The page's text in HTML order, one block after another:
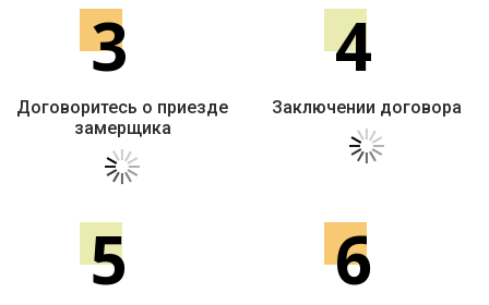
3
Договоритесь о приезде
замерщика
4
Заключении договора
5 6